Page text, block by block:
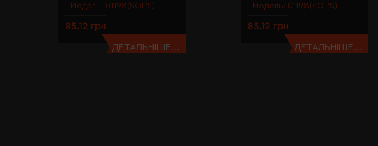
Модель: 01198(SOL’S)
85.12 грн
ДЕТАЛЬНІШЕ...
Модель: 01198(SOL’S)
85.12 грн
ДЕТАЛЬНІШЕ...